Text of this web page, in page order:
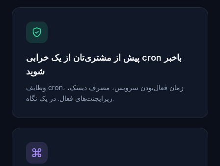
پیش از مشتری‌تان از یک خرابی cron باخبر
شوید
وظایف cron، زمان فعال‌بودن سرویس، مصرف دیسک،
زیرایجنت‌های فعال. در یک نگاه.